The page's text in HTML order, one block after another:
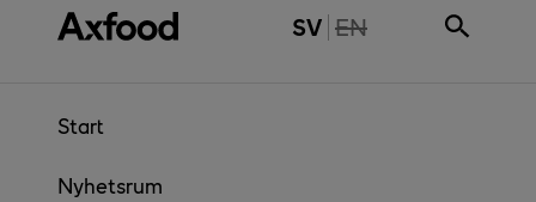
Gå direkt till innehåll SV THE PAGE IS NOT
EN
Start
Nyhetsrum